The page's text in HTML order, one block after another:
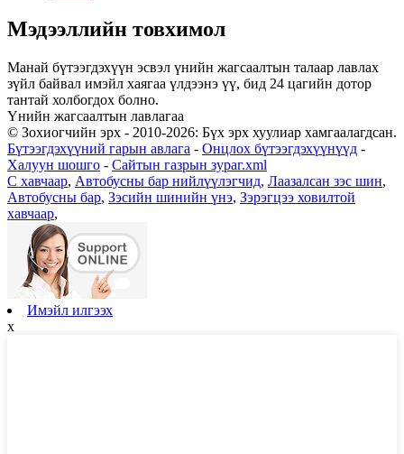
Мэдээллийн товхимол
Манай бүтээгдэхүүн эсвэл үнийн жагсаалтын талаар лавлах
зүйл байвал имэйл хаягаа үлдээнэ үү, бид 24 цагийн дотор
тантай холбогдох болно.
Үнийн жагсаалтын лавлагаа
© Зохиогчийн эрх - 2010-2026: Бүх эрх хуулиар хамгаалагдсан.
Бүтээгдэхүүний гарын авлага - Онцлох бүтээгдэхүүнүүд -
Халуун шошго - Сайтын газрын зураг.xml
C хавчаар, Автобусны бар нийлүүлэгчид, Лаазалсан зэс шин,
Автобусны бар, Зэсийн шинийн үнэ, Зэрэгцээ ховилтой
хавчаар,
Имэйл илгээх
x